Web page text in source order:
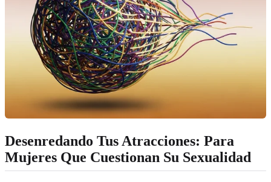
Desenredando Tus Atracciones: Para
Mujeres Que Cuestionan Su Sexualidad